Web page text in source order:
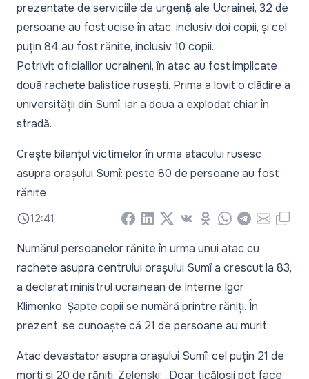
prezentate de serviciile de urgență ale Ucrainei, 32 de
persoane au fost ucise în atac, inclusiv doi copii, și cel
puțin 84 au fost rănite, inclusiv 10 copii.
Potrivit oficialilor ucraineni, în atac au fost implicate
două rachete balistice rusești. Prima a lovit o clădire a
universității din Sumî, iar a doua a explodat chiar în
stradă.
Crește bilanțul victimelor în urma atacului rusesc
asupra orașului Sumî: peste 80 de persoane au fost
rănite
12:41 Facebook
LinkedIn
X Vkontakte
Odnoklassniki
WhatsApp
Telegram
EmailCopy
Numărul persoanelor rănite în urma unui atac cu
rachete asupra centrului orașului Sumî a crescut la 83,
a declarat ministrul ucrainean de Interne Igor
Klimenko. Șapte copii se numără printre răniți. În
prezent, se cunoaște că 21 de persoane au murit.
Atac devastator asupra orașului Sumî: cel puțin 21 de
morți și 20 de răniți. Zelenski: „Doar ticăloșii pot face